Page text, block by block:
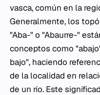
vasca, común en la
Generalmente, los
"Aba-" o "Abaurre-"
conceptos como
bajo", haciendo
de la localidad en
de un río. Este